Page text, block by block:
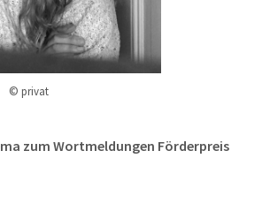
© privat
zum Wortmeldungen Förderpreis